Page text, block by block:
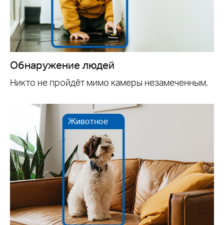
Обнаружение людей
Никто не пройдёт мимо камеры незамеченным.
Животное